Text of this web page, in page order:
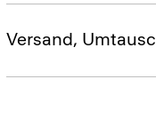
Versand,